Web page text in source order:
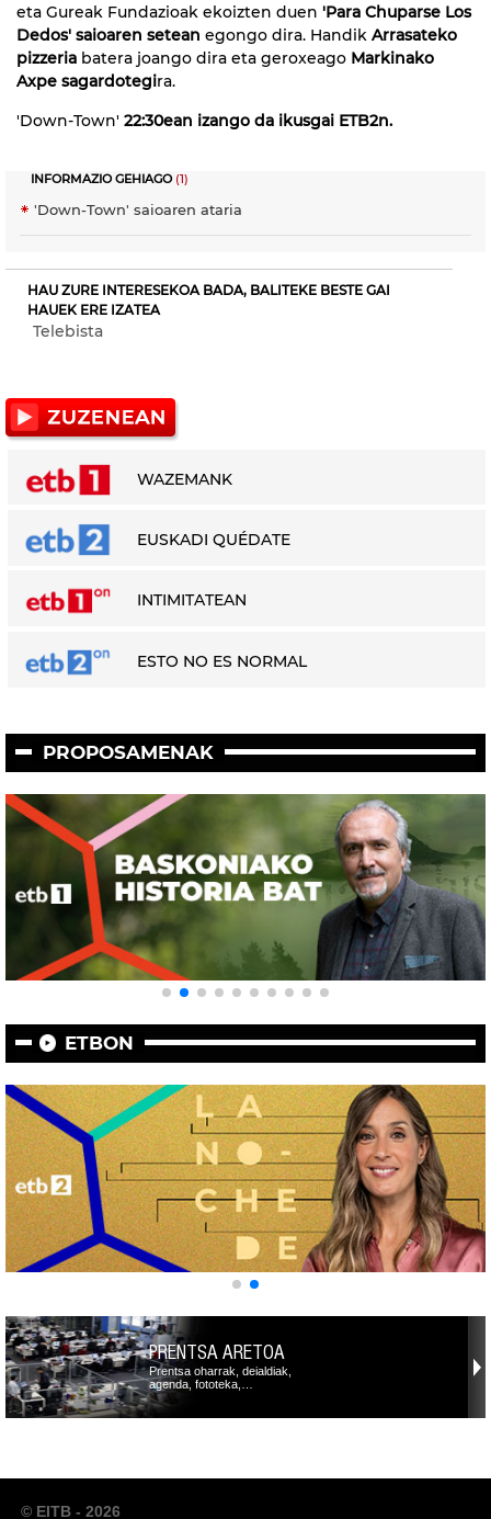
eta Gureak Fundazioak ekoizten duen 'Para Chuparse Los
Dedos' saioaren setean egongo dira. Handik Arrasateko
pizzeria batera joango dira eta geroxeago Markinako
Axpe sagardotegira.
'Down-Town' 22:30ean izango da ikusgai ETB2n.
INFORMAZIO GEHIAGO(1)
'Down-Town' saioaren ataria
HAU ZURE INTERESEKOA BADA, BALITEKE BESTE GAI
HAUEK ERE IZATEA
Telebista
WAZEMANK
EUSKADI QUÉDATE
INTIMITATEAN
ESTO NO ES NORMAL
PROPOSAMENAK
ETBON
PRENTSA ARETOA
Prentsa oharrak, deialdiak,
agenda, fototeka,…
© EITB - 2026